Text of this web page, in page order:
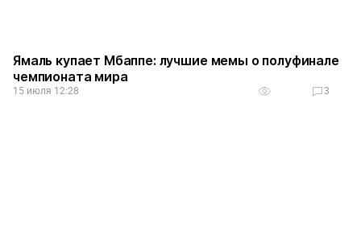
Ямаль купает Мбаппе: лучшие мемы о полуфинале
чемпионата мира
15 июля 12:28 3